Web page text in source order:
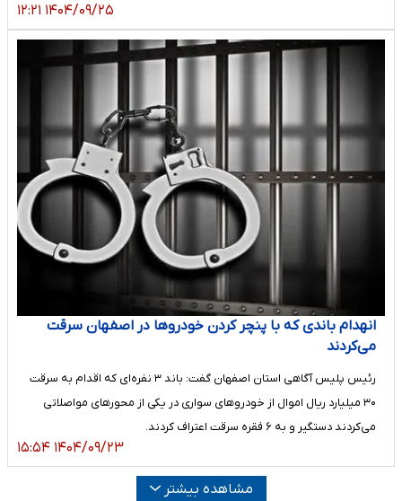
۱۴۰۴/۰۹/۲۵ ۱۲:۲۱
انهدام باندی که با پنچر کردن خودروها در اصفهان سرقت
می‌کردند
رئیس پلیس آگاهی استان اصفهان گفت: باند ۳ نفره‌ای که اقدام به سرقت
۳۰ میلیارد ریال اموال از خودروهای سواری در یکی از محورهای مواصلاتی
می‌کردند دستگیر و به ۶ فقره سرقت اعتراف کردند.
۱۴۰۴/۰۹/۲۳ ۱۵:۵۴
مشاهده بیشتر